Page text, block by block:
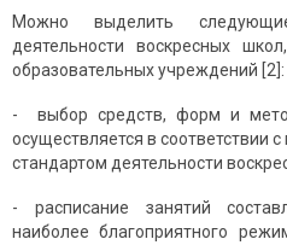
Можно выделить
деятельности воскресных
образовательных учреждений [2]:
- выбор средств, форм и
осуществляется в соответствии
стандартом деятельности
- расписание занятий
наиболее благоприятного